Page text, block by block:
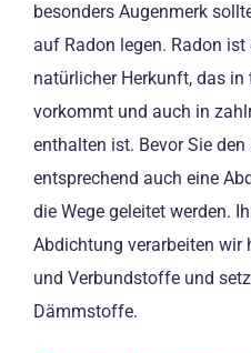
besonders Augenmerk
auf Radon legen. Radon
natürlicher Herkunft, das in
vorkommt und auch in
enthalten ist. Bevor Sie
entsprechend auch eine
die Wege geleitet werden.
Abdichtung verarbeiten wir
und Verbundstoffe und
Dämmstoffe.